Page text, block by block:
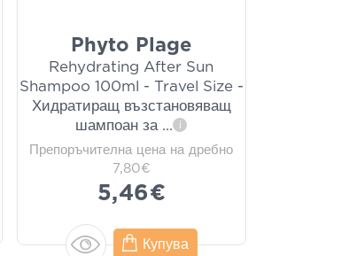
Phyto Plage
Rehydrating After Sun
Shampoo 100ml - Travel Size -
Хидратиращ възстановяващ
шампоан за ... i
Препоръчителна цена на дребно
7,80€
5,46€
Купува